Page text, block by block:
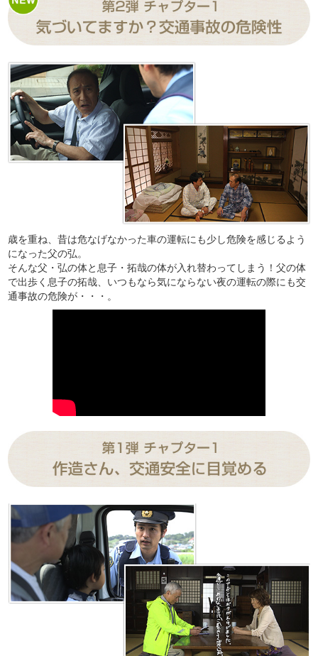
歳を重ね、昔は危なげなかった車の運転にも少し危険を感じるよう
になった父の弘。
そんな父・弘の体と息子・拓哉の体が入れ替わってしまう！父の体
で出歩く息子の拓哉、いつもなら気にならない夜の運転の際にも交
通事故の危険が・・・。